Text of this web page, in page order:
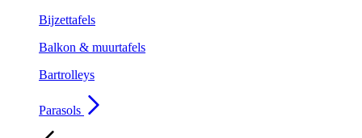
Bijzettafels
Balkon & muurtafels
Bartrolleys
Parasols